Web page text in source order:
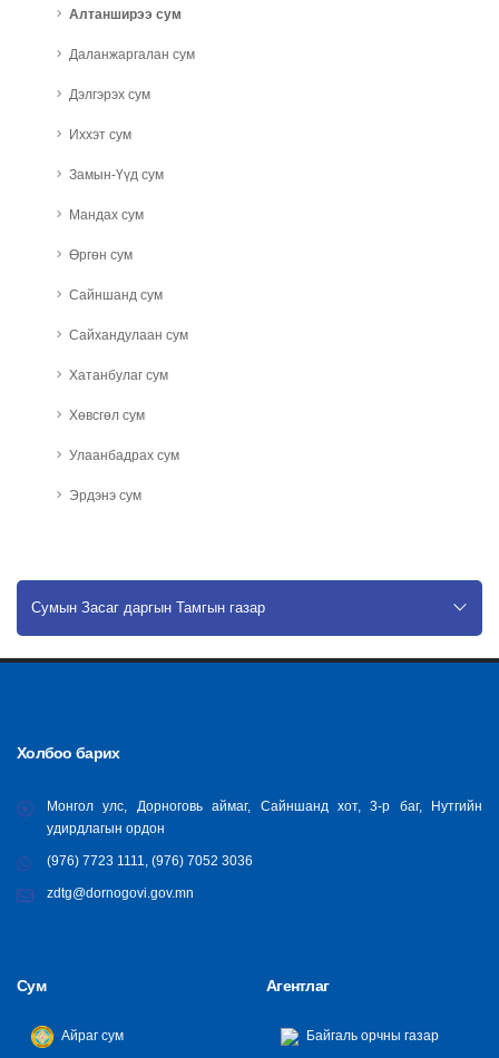
Алтанширээ сум
Даланжаргалан сум
Дэлгэрэх сум
Иххэт сум
Замын-Үүд сум
Мандах сум
Өргөн сум
Сайншанд сум
Сайхандулаан сум
Хатанбулаг сум
Хөвсгөл сум
Улаанбадрах сум
Эрдэнэ сум
Сумын Засаг даргын Тамгын газар
Холбоо барих
Монгол улс, Дорноговь аймаг, Сайншанд хот, 3-р баг, Нутгийн
удирдлагын ордон
(976) 7723 1111, (976) 7052 3036
zdtg@dornogovi.gov.mn
Сум
Айраг сум
Агентлаг
Байгаль орчны газар